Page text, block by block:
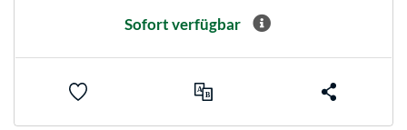
Sofort verfügbar